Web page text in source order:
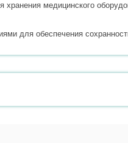
медицинского
для обеспечения